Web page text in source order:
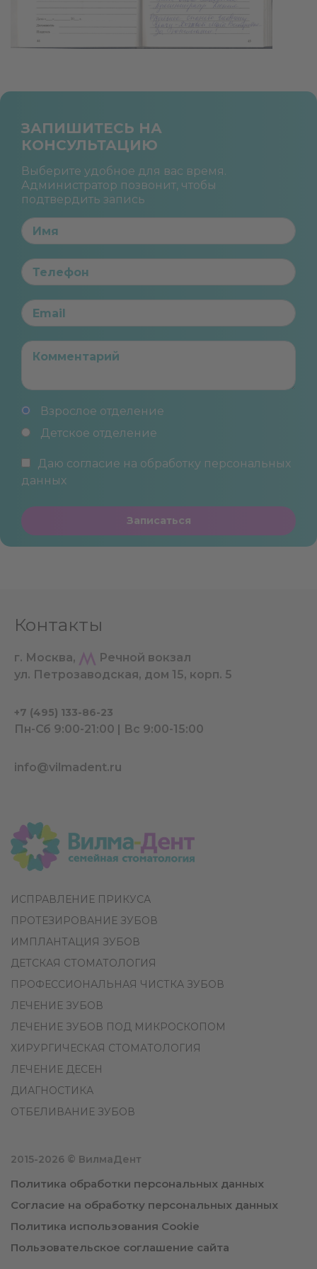
ЗАПИШИТЕСЬ НА
КОНСУЛЬТАЦИЮ
Выберите удобное для вас время.
Администратор позвонит, чтобы
подтвердить запись
Взрослое отделение
Детское отделение
Даю согласие на обработку персональных
данных
Записаться
Контакты
г. Москва,
Речной вокзал
ул. Петрозаводская, дом 15, корп. 5
+7 (495) 133-86-23
Пн-Сб 9:00-21:00 | Вс 9:00-15:00
info@vilmadent.ru
ИСПРАВЛЕНИЕ ПРИКУСА
ПРОТЕЗИРОВАНИЕ ЗУБОВ
ИМПЛАНТАЦИЯ ЗУБОВ
ДЕТСКАЯ СТОМАТОЛОГИЯ
ПРОФЕССИОНАЛЬНАЯ ЧИСТКА ЗУБОВ
ЛЕЧЕНИЕ ЗУБОВ
ЛЕЧЕНИЕ ЗУБОВ ПОД МИКРОСКОПОМ
ХИРУРГИЧЕСКАЯ СТОМАТОЛОГИЯ
ЛЕЧЕНИЕ ДЕСЕН
ДИАГНОСТИКА
ОТБЕЛИВАНИЕ ЗУБОВ
2015-2026 © ВилмаДент
Политика обработки персональных данных
Согласие на обработку персональных данных
Политика использования Cookie
Пользовательское соглашение сайта